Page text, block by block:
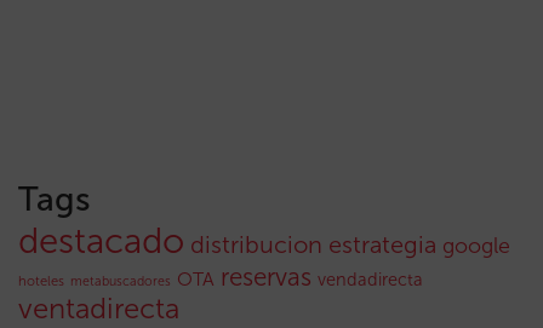
Tags
destacado distribucion estrategia google
hoteles metabuscadores OTA reservas vendadirecta
ventadirecta